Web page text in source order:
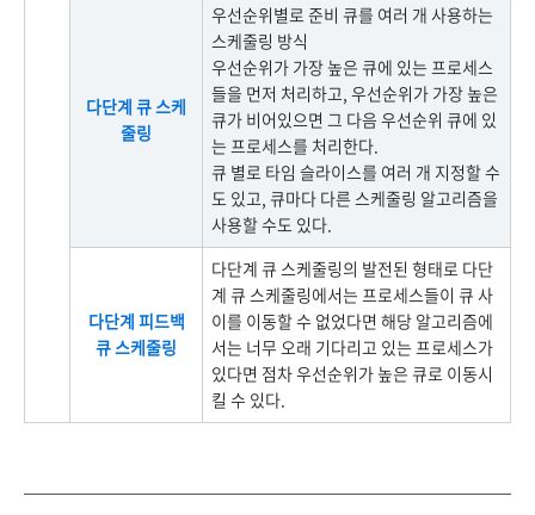
다단계 큐 스케
줄링
우선순위별로 준비 큐를 여러 개 사용하는
스케줄링 방식
우선순위가 가장 높은 큐에 있는 프로세스
들을 먼저 처리하고, 우선순위가 가장 높은
큐가 비어있으면 그 다음 우선순위 큐에 있
는 프로세스를 처리한다.
큐 별로 타임 슬라이스를 여러 개 지정할 수
도 있고, 큐마다 다른 스케줄링 알고리즘을
사용할 수도 있다.
다단계 피드백
큐 스케줄링
다단계 큐 스케줄링의 발전된 형태로 다단
계 큐 스케줄링에서는 프로세스들이 큐 사
이를 이동할 수 없었다면 해당 알고리즘에
서는 너무 오래 기다리고 있는 프로세스가
있다면 점차 우선순위가 높은 큐로 이동시
킬 수 있다.